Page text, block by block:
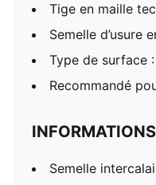
Tige en maille
Semelle d’usure
Type de surface
Recommandé
Semelle